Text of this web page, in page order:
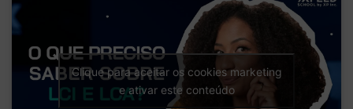
Clique para aceitar os cookies marketing
e ativar este conteúdo